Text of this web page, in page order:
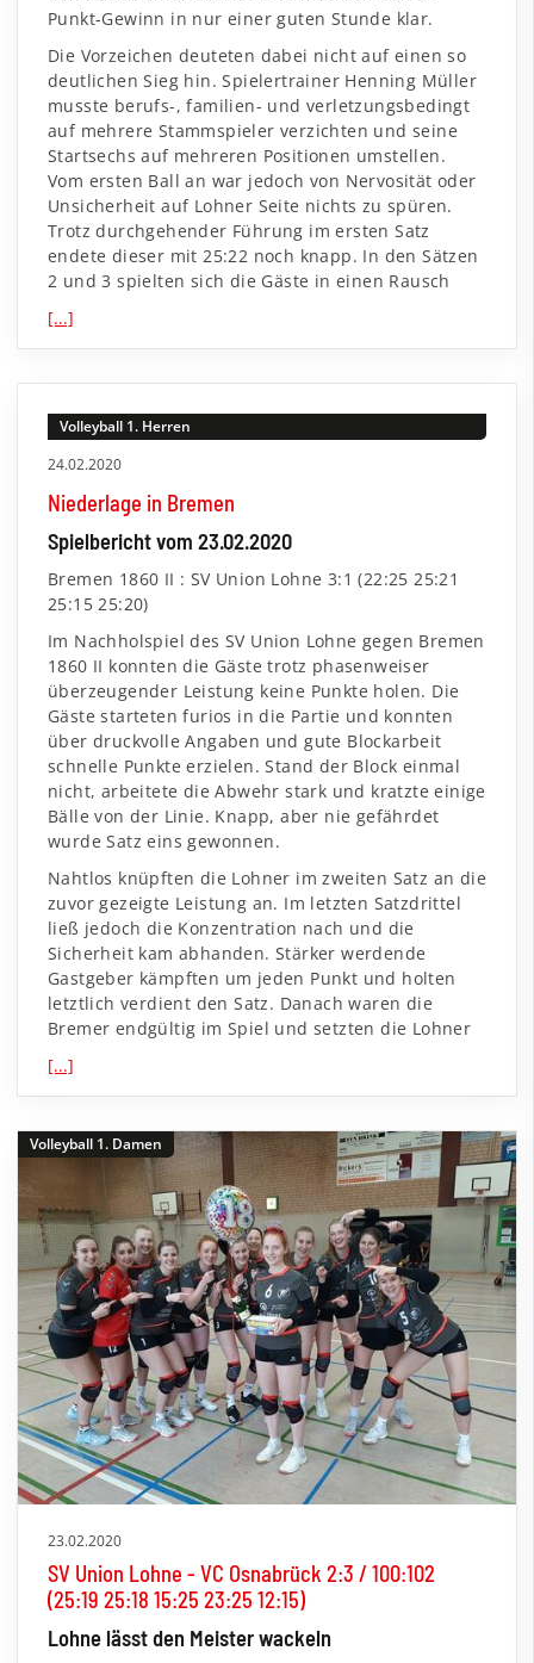
Punkt-Gewinn in nur einer guten Stunde klar.
Die Vorzeichen deuteten dabei nicht auf einen so
deutlichen Sieg hin. Spielertrainer Henning Müller
musste berufs-, familien- und verletzungsbedingt
auf mehrere Stammspieler verzichten und seine
Startsechs auf mehreren Positionen umstellen.
Vom ersten Ball an war jedoch von Nervosität oder
Unsicherheit auf Lohner Seite nichts zu spüren.
Trotz durchgehender Führung im ersten Satz
endete dieser mit 25:22 noch knapp. In den Sätzen
2 und 3 spielten sich die Gäste in einen Rausch
[...]
Volleyball 1. Herren
24.02.2020
Niederlage in Bremen
Spielbericht vom 23.02.2020
Bremen 1860 II : SV Union Lohne 3:1 (22:25 25:21
25:15 25:20)
Im Nachholspiel des SV Union Lohne gegen Bremen
1860 II konnten die Gäste trotz phasenweiser
überzeugender Leistung keine Punkte holen. Die
Gäste starteten furios in die Partie und konnten
über druckvolle Angaben und gute Blockarbeit
schnelle Punkte erzielen. Stand der Block einmal
nicht, arbeitete die Abwehr stark und kratzte einige
Bälle von der Linie. Knapp, aber nie gefährdet
wurde Satz eins gewonnen.
Nahtlos knüpften die Lohner im zweiten Satz an die
zuvor gezeigte Leistung an. Im letzten Satzdrittel
ließ jedoch die Konzentration nach und die
Sicherheit kam abhanden. Stärker werdende
Gastgeber kämpften um jeden Punkt und holten
letztlich verdient den Satz. Danach waren die
Bremer endgültig im Spiel und setzten die Lohner
[...]
Volleyball 1. Damen
23.02.2020
SV Union Lohne - VC Osnabrück 2:3 / 100:102
(25:19 25:18 15:25 23:25 12:15)
Lohne lässt den Meister wackeln